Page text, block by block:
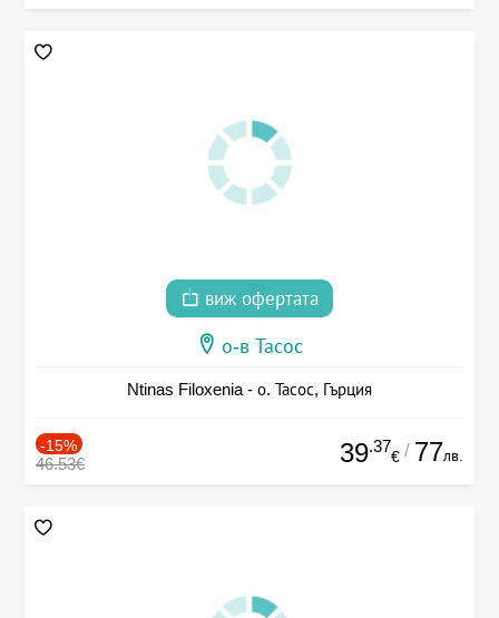
виж офертата
о-в Тасос
Ntinas Filoxenia - о. Тасос, Гърция
-15%
46.53€ 39.37
€ / 77лв.